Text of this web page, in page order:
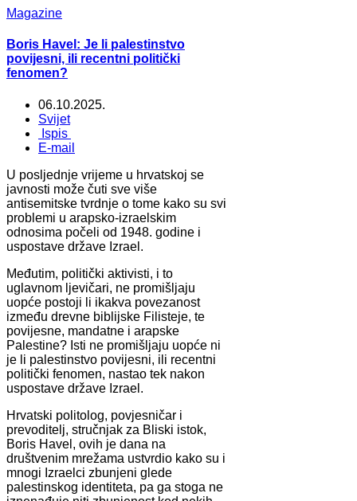
Magazine
Boris Havel: Je li palestinstvo
povijesni, ili recentni politički
fenomen?
06.10.2025.
Svijet
Ispis
E-mail
U posljednje vrijeme u hrvatskoj se
javnosti može čuti sve više
antisemitske tvrdnje o tome kako su svi
problemi u arapsko-izraelskim
odnosima počeli od 1948. godine i
uspostave države Izrael.
Međutim, politički aktivisti, i to
uglavnom ljevičari, ne promišljaju
uopće postoji li ikakva povezanost
između drevne biblijske Filisteje, te
povijesne, mandatne i arapske
Palestine? Isti ne promišljaju uopće ni
je li palestinstvo povijesni, ili recentni
politički fenomen, nastao tek nakon
uspostave države Izrael.
Hrvatski politolog, povjesničar i
prevoditelj, stručnjak za Bliski istok,
Boris Havel, ovih je dana na
društvenim mrežama ustvrdio kako su i
mnogi Izraelci zbunjeni glede
palestinskog identiteta, pa ga stoga ne